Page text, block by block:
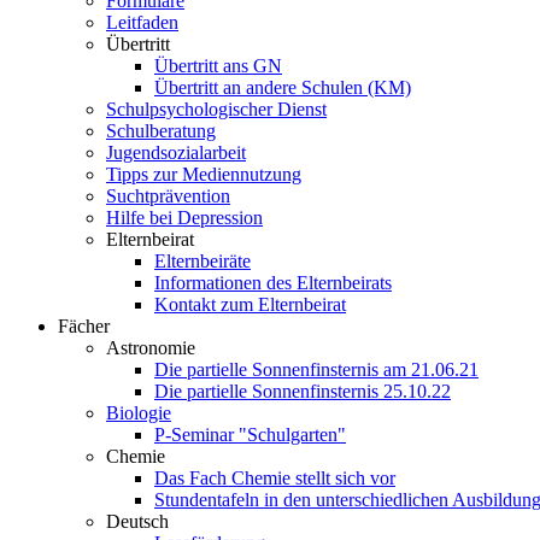
Leitfaden
Übertritt
Übertritt ans GN
Übertritt an andere Schulen (KM)
Schulpsychologischer Dienst
Schulberatung
Jugendsozialarbeit
Tipps zur Mediennutzung
Suchtprävention
Hilfe bei Depression
Elternbeirat
Elternbeiräte
Informationen des Elternbeirats
Kontakt zum Elternbeirat
Fächer
Astronomie
Die partielle Sonnenfinsternis am 21.06.21
Die partielle Sonnenfinsternis 25.10.22
Biologie
P-Seminar "Schulgarten"
Chemie
Das Fach Chemie stellt sich vor
Stundentafeln in den unterschiedlichen
Deutsch